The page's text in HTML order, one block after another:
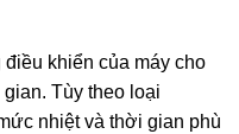
khiển của máy cho
Tùy theo loại
nhiệt và thời gian phù